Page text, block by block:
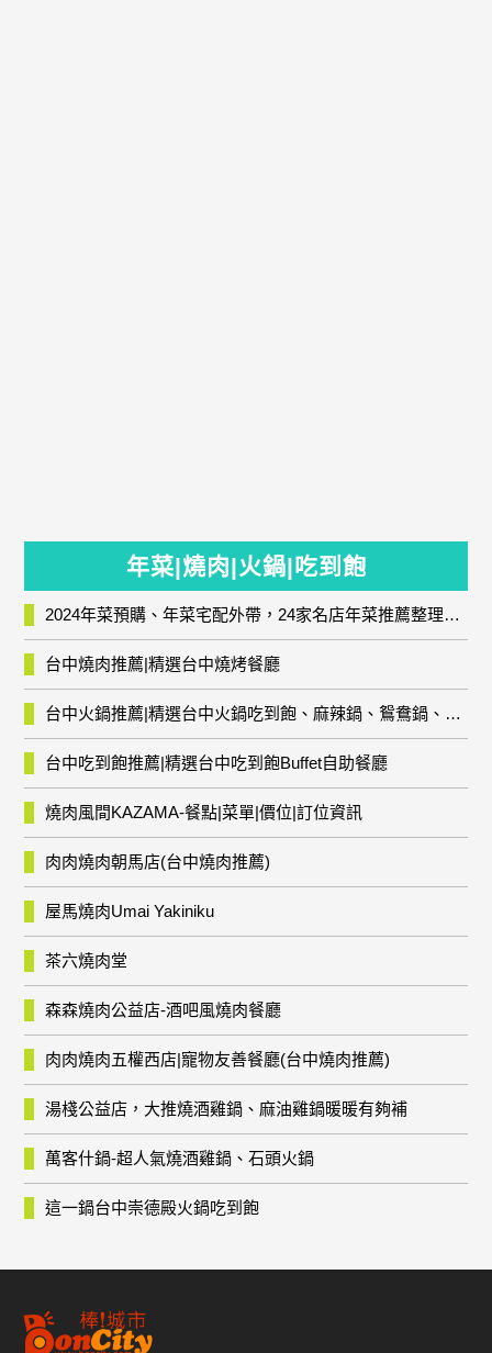
年菜|燒肉|火鍋|吃到飽
2024年菜預購、年菜宅配外帶，24家名店年菜推薦整理，圍爐輕鬆上菜團圓趣
台中燒肉推薦|精選台中燒烤餐廳
台中火鍋推薦|精選台中火鍋吃到飽、麻辣鍋、鴛鴦鍋、石頭火鍋、酸菜白肉鍋、海鮮鍋、燒酒雞、麻油雞、壽喜燒等熱門人氣火鍋店!
台中吃到飽推薦|精選台中吃到飽Buffet自助餐廳
燒肉風間KAZAMA-餐點|菜單|價位|訂位資訊
肉肉燒肉朝馬店(台中燒肉推薦)
屋馬燒肉Umai Yakiniku
茶六燒肉堂
森森燒肉公益店-酒吧風燒肉餐廳
肉肉燒肉五權西店|寵物友善餐廳(台中燒肉推薦)
湯棧公益店，大推燒酒雞鍋、麻油雞鍋暖暖有夠補
萬客什鍋-超人氣燒酒雞鍋、石頭火鍋
這一鍋台中崇德殿火鍋吃到飽